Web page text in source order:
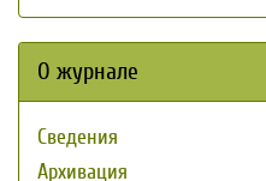
О журнале
Сведения
Архивация